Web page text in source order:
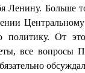
Ленину. Больше
политику. От
все вопросы